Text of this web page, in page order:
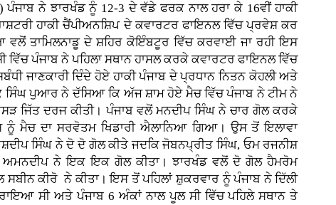
ਨੇ ਝਾਰਖੰਡ ਨੂੰ 12-3 ਦੇ ਵੱਡੇ ਫਰਕ ਨਾਲ ਹਰਾ ਕੇ 16ਵੀਂ ਹਾਕੀ
ਹਾਕੀ ਚੈਂਪੀਅਨਸ਼ਿਪ ਦੇ ਕਵਾਰਟਰ ਫਾਇਨਲ ਵਿੱਚ ਪ੍ਰਵੇਸ਼ ਕਰ
ਵਲੋਂ ਤਾਮਿਲਨਾਡੂ ਦੇ ਸ਼ਹਿਰ ਕੋਇੰਬਟੂਰ ਵਿੱਚ ਕਰਵਾਈ ਜਾ ਰਹੀ ਇਸ
ਵਿੱਚ ਪੰਜਾਬ ਨੇ ਪਹਿਲਾ ਸਥਾਨ ਹਾਸਲ ਕਰਕੇ ਕਵਾਰਟਰ ਫਾਇਨਲ ਵਿੱਚ
ਜਾਣਕਾਰੀ ਦਿੰਦੇ ਹੋਏ ਹਾਕੀ ਪੰਜਾਬ ਦੇ ਪ੍ਰਧਾਨ ਨਿਤਨ ਕੋਹਲੀ ਅਤੇ
ਪੁਆਰ ਨੇ ਦੱਸਿਆ ਕਿ ਅੱਜ ਸ਼ਾਮ ਹੋਏ ਮੈਚ ਵਿੱਚ ਪੰਜਾਬ ਨੇ ਟੀਮ ਨੇ
ਜਿੱਤ ਦਰਜ ਕੀਤੀ। ਪੰਜਾਬ ਵਲੋਂ ਮਨਦੀਪ ਸਿੰਘ ਨੇ ਚਾਰ ਗੋਲ ਕਰਕੇ
ਨੂੰ ਮੈਚ ਦਾ ਸਰਵੋਤਮ ਖਿਡਾਰੀ ਐਲਾਨਿਆ ਗਿਆ। ਉਸ ਤੋਂ ਇਲਾਵਾ
ਸਿੰਘ ਨੇ ਦੋ ਦੋ ਗੋਲ ਕੀਤੇ ਜਦਕਿ ਜੋਬਨਪ੍ਰੀਤ ਸਿੰਘ, ਓਮ ਰਜਨੀਸ਼
ਅਮਨਦੀਪ ਨੇ ਇਕ ਇਕ ਗੋਲ ਕੀਤਾ। ਝਾਰਖੰਡ ਵਲੋਂ ਦੋ ਗੋਲ ਹੈਮਰੋਮ
ਕੀਰੋ ਨੇ ਕੀਤਾ। ਇਸ ਤੋਂ ਪਹਿਲਾਂ ਸ਼ੁਕਰਵਾਰ ਨੂੰ ਪੰਜਾਬ ਨੇ ਦਿੱਲੀ
ਸੀ ਅਤੇ ਪੰਜਾਬ 6 ਅੰਕਾਂ ਨਾਲ ਪੂਲ ਸੀ ਵਿੱਚ ਪਹਿਲੇ ਸਥਾਨ ਤੇ